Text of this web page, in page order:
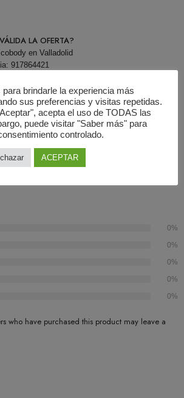
LA OFERTA?
en Valladolid
917864421
(0)
0%
0%
0%
0%
0%
who have purchased this product may leave a
brindarle la experiencia más
sus preferencias y visitas repetidas.
acepta el uso de TODAS las
puede visitar "Saber más" para
controlado.
ACEPTAR